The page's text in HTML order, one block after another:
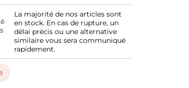
La majorité de nos articles sont
en stock. En cas de rupture, un
délai précis ou une alternative
similaire vous sera communiqué
rapidement.